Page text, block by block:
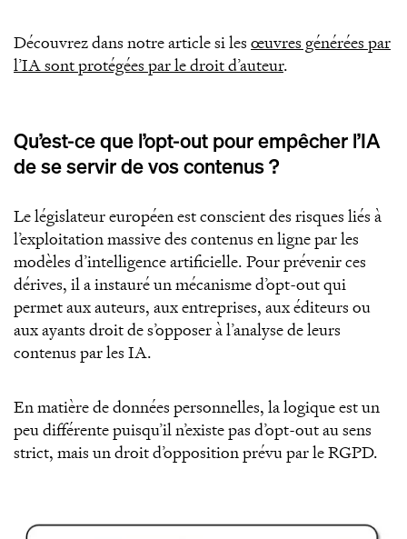
Découvrez dans notre article si les œuvres générées par
l’IA sont protégées par le droit d’auteur.
Qu’est-ce que l’opt-out pour empêcher l’IA
de se servir de vos contenus ?
Le législateur européen est conscient des risques liés à
l’exploitation massive des contenus en ligne par les
modèles d’intelligence artificielle. Pour prévenir ces
dérives, il a instauré un mécanisme d’opt-out qui
permet aux auteurs, aux entreprises, aux éditeurs ou
aux ayants droit de s’opposer à l’analyse de leurs
contenus par les IA.
En matière de données personnelles, la logique est un
peu différente puisqu’il n’existe pas d’opt-out au sens
strict, mais un droit d’opposition prévu par le RGPD.